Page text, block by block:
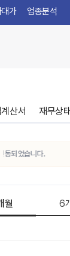
가 업종분석
산서 재무상
었습니다.
월 6